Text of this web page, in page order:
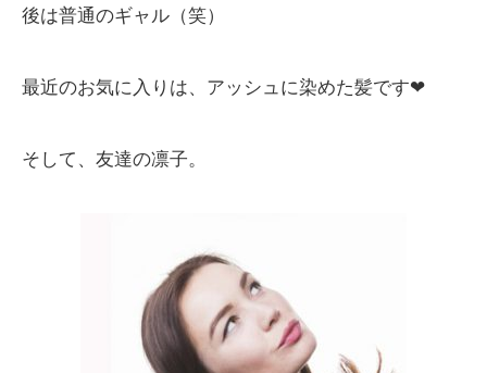
後は普通のギャル（笑）
最近のお気に入りは、アッシュに染めた髪です❤︎
そして、友達の凛子。